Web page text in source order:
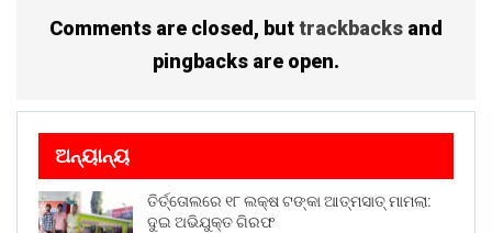
Comments are closed, buttrackbacks and
pingbacks are open.
ଅନ୍ୟାନ୍ୟ
ତିର୍ତ୍ତୋଲରେ ୧୮ ଲକ୍ଷ ଟଙ୍କା ଆତ୍ମସାତ୍ ମାମଲା:
ଦୁଇ ଅଭିଯୁକ୍ତ ଗିରଫ